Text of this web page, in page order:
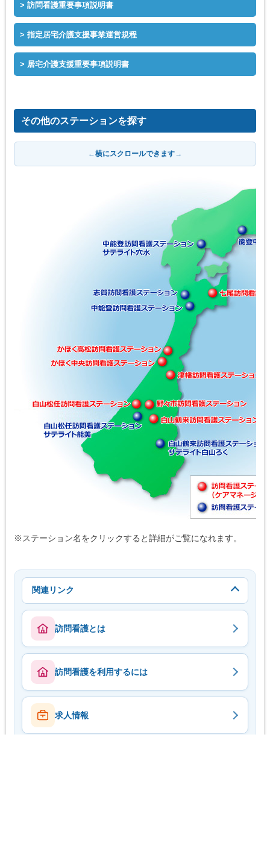
関連リンク
訪問看護とは
訪問看護を利用するには
求人情報
訪問看護重要事項説明書
指定居宅介護支援事業運営規程
居宅介護支援重要事項説明書
その他のステーションを探す
←横にスクロールできます→
※ステーション名をクリックすると詳細がご覧になれます。